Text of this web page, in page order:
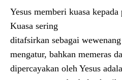
Yesus memberi kuasa
Kuasa sering
ditafsirkan sebagai
mengatur, bahkan memeras
dipercayakan oleh Yesus